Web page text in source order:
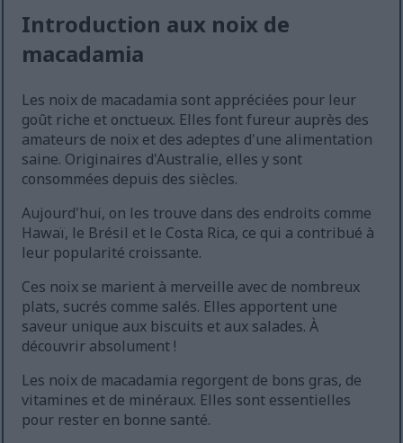
Introduction aux noix de
macadamia
Les noix de macadamia sont appréciées pour leur
goût riche et onctueux. Elles font fureur auprès des
amateurs de noix et des adeptes d'une alimentation
saine. Originaires d'Australie, elles y sont
consommées depuis des siècles.
Aujourd'hui, on les trouve dans des endroits comme
Hawaï, le Brésil et le Costa Rica, ce qui a contribué à
leur popularité croissante.
Ces noix se marient à merveille avec de nombreux
plats, sucrés comme salés. Elles apportent une
saveur unique aux biscuits et aux salades. À
découvrir absolument !
Les noix de macadamia regorgent de bons gras, de
vitamines et de minéraux. Elles sont essentielles
pour rester en bonne santé.